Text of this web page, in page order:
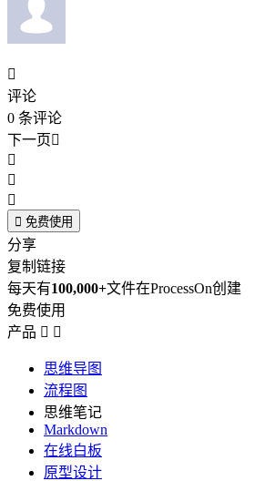

评论
0 条评论
下一页



 免费使用
分享
复制链接
每天有100,000+文件在ProcessOn创建
免费使用
产品  
思维导图
流程图
思维笔记
Markdown
在线白板
原型设计